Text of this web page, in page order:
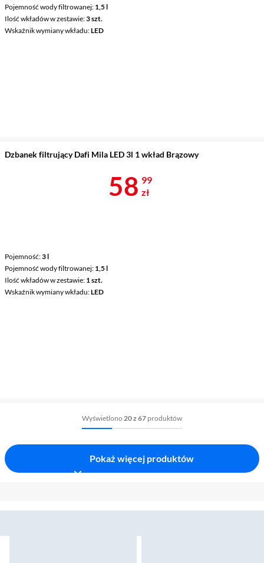
Pojemność wody filtrowanej 1,5 l
Ilość wkładów w zestawie 3 szt.
Wskaźnik wymiany wkładu LED
Dzbanek filtrujący Dafi Mila LED 3l 1 wkład Brązowy
Pojemność 3 l
Pojemność wody filtrowanej 1,5 l
Ilość wkładów w zestawie 1 szt.
Wskaźnik wymiany wkładu LED
Cena 58,99
58 99
zł
Wyświetlono 20 z 67 produktów
Pokaż więcej produktów